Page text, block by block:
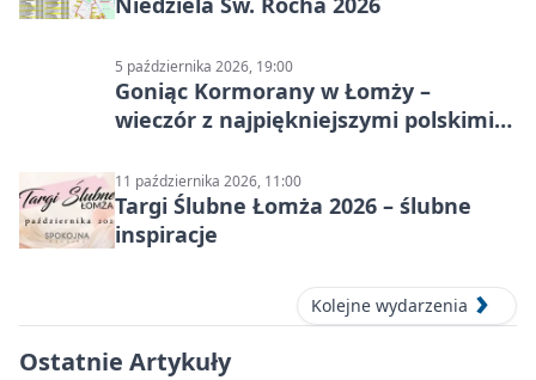
5 października 2026, 19:00
Goniąc Kormorany w Łomży –
wieczór z najpiękniejszymi polskimi
11 października 2026, 11:00
Targi Ślubne Łomża 2026 – ślubne
inspiracje
Kolejne wydarzenia
Ostatnie Artykuły